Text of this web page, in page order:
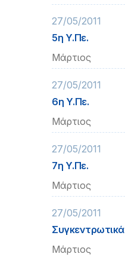
27/05/2011
5η Υ.Πε.
Μάρτιος
27/05/2011
6η Υ.Πε.
Μάρτιος
27/05/2011
7η Υ.Πε.
Μάρτιος
27/05/2011
Συγκεντρωτικά
Μάρτιος